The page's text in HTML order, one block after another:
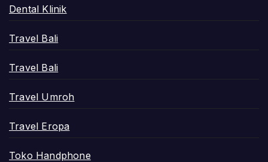
Dental Klinik
Travel Bali
Travel Bali
Travel Umroh
Travel Eropa
Toko Handphone